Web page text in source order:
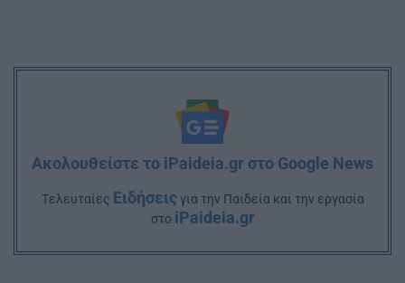
Ακολουθείστε το iPaideia.gr στο Google News
Tελευταίες Ειδήσειςγια την Παιδεία και την εργασία
στο iPaideia.gr